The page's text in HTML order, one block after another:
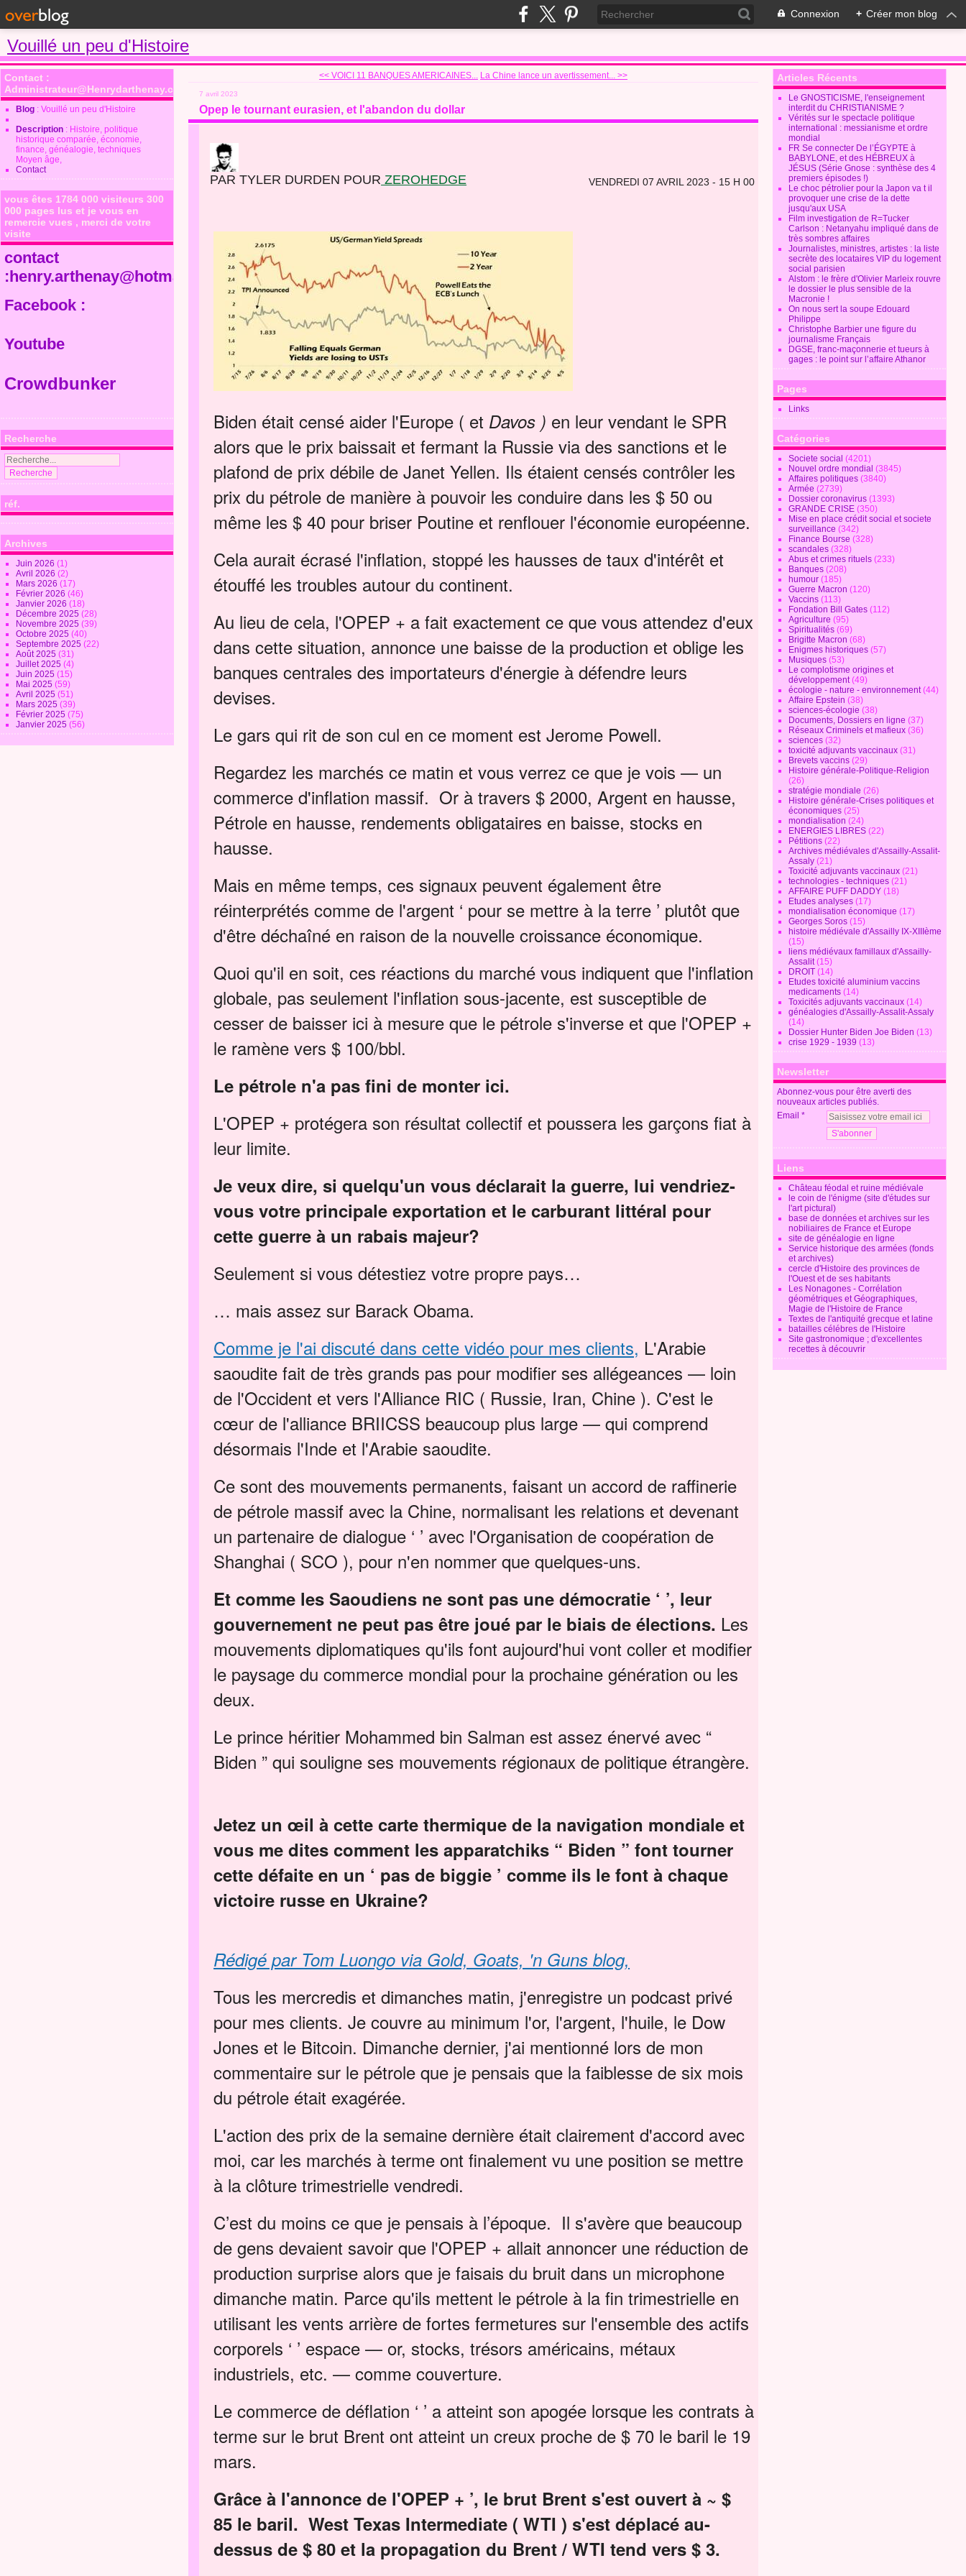
Connexion + Créer mon blog
Vouillé un peu d'Histoire
Contact :
Administrateur@Henrydarthenay.com
Blog : Vouillé un peu d'Histoire
Description : Histoire, politique
historique comparée, économie,
finance, généalogie, techniques
Moyen âge,
Contact
vous êtes 1784 000 visiteurs 300
000 pages lus et je vous en
remercie vues , merci de votre
visite
contact
:henry.arthenay@hotmail.fr
Facebook :
Youtube
Crowdbunker
Recherche
réf.
Archives
Juin 2026(1)
Avril 2026(2)
Mars 2026(17)
Février 2026(46)
Janvier 2026(18)
Décembre 2025(28)
Novembre 2025(39)
Octobre 2025(40)
Septembre 2025(22)
Août 2025(31)
Juillet 2025(4)
Juin 2025(15)
Mai 2025(59)
Avril 2025(51)
Mars 2025(39)
Février 2025(75)
Janvier 2025(56)
<< VOICI 11 BANQUES AMERICAINES... La Chine lance un avertissement... >>
7 avril 2023
Opep le tournant eurasien, et l'abandon du dollar
PAR TYLER DURDEN POUR ZEROHEDGE VENDREDI 07 AVRIL 2023 - 15 H 00
Biden était censé aider l'Europe ( et Davos ) en leur vendant le SPR
alors que le prix baissait et fermant la Russie via des sanctions et le
plafond de prix débile de Janet Yellen. Ils étaient censés contrôler les
prix du pétrole de manière à pouvoir les conduire dans les $ 50 ou
même les $ 40 pour briser Poutine et renflouer l'économie européenne.
Cela aurait écrasé l'inflation, stoppé les hausses de taux d'intérêt et
étouffé les troubles autour du continent.
Au lieu de cela, l'OPEP + a fait exactement ce que vous attendez d'eux
dans cette situation, annonce une baisse de la production et oblige les
banques centrales des importateurs d'énergie à défendre leurs
devises.
Le gars qui rit de son cul en ce moment est Jerome Powell.
Regardez les marchés ce matin et vous verrez ce que je vois — un
commerce d'inflation massif. Or à travers $ 2000, Argent en hausse,
Pétrole en hausse, rendements obligataires en baisse, stocks en
hausse.
Mais en même temps, ces signaux peuvent également être
réinterprétés comme de l'argent ‘ pour se mettre à la terre ’ plutôt que
d'être déchaîné en raison de la nouvelle croissance économique.
Quoi qu'il en soit, ces réactions du marché vous indiquent que l'inflation
globale, pas seulement l'inflation sous-jacente, est susceptible de
cesser de baisser ici à mesure que le pétrole s'inverse et que l'OPEP +
le ramène vers $ 100/bbl.
Le pétrole n'a pas fini de monter ici.
L'OPEP + protégera son résultat collectif et poussera les garçons fiat à
leur limite.
Je veux dire, si quelqu'un vous déclarait la guerre, lui vendriez-
vous votre principale exportation et le carburant littéral pour
cette guerre à un rabais majeur?
Seulement si vous détestiez votre propre pays…
… mais assez sur Barack Obama.
Comme je l'ai discuté dans cette vidéo pour mes clients, L'Arabie
saoudite fait de très grands pas pour modifier ses allégeances — loin
de l'Occident et vers l'Alliance RIC ( Russie, Iran, Chine ). C'est le
cœur de l'alliance BRIICSS beaucoup plus large — qui comprend
désormais l'Inde et l'Arabie saoudite.
Ce sont des mouvements permanents, faisant un accord de raffinerie
de pétrole massif avec la Chine, normalisant les relations et devenant
un partenaire de dialogue ‘ ’ avec l'Organisation de coopération de
Shanghai ( SCO ), pour n'en nommer que quelques-uns.
Et comme les Saoudiens ne sont pas une démocratie ‘ ’, leur
gouvernement ne peut pas être joué par le biais de élections. Les
mouvements diplomatiques qu'ils font aujourd'hui vont coller et modifier
le paysage du commerce mondial pour la prochaine génération ou les
deux.
Le prince héritier Mohammed bin Salman est assez énervé avec “
Biden ” qui souligne ses mouvements régionaux de politique étrangère.
Jetez un œil à cette carte thermique de la navigation mondiale et
vous me dites comment les apparatchiks “ Biden ” font tourner
cette défaite en un ‘ pas de biggie ’ comme ils le font à chaque
victoire russe en Ukraine?
Rédigé par Tom Luongo via Gold, Goats, 'n Guns blog,
Tous les mercredis et dimanches matin, j'enregistre un podcast privé
pour mes clients. Je couvre au minimum l'or, l'argent, l'huile, le Dow
Jones et le Bitcoin. Dimanche dernier, j'ai mentionné lors de mon
commentaire sur le pétrole que je pensais que la faiblesse de six mois
du pétrole était exagérée.
L'action des prix de la semaine dernière était clairement d'accord avec
moi, car les marchés à terme ont finalement vu une position se mettre
à la clôture trimestrielle vendredi.
C’est du moins ce que je pensais à l’époque. Il s'avère que beaucoup
de gens devaient savoir que l'OPEP + allait annoncer une réduction de
production surprise alors que je faisais du bruit dans un microphone
dimanche matin. Parce qu'ils mettent le pétrole à la fin trimestrielle en
utilisant les vents arrière de fortes fermetures sur l'ensemble des actifs
corporels ‘ ’ espace — or, stocks, trésors américains, métaux
industriels, etc. — comme couverture.
Le commerce de déflation ‘ ’ a atteint son apogée lorsque les contrats à
terme sur le brut Brent ont atteint un creux proche de $ 70 le baril le 19
mars.
Grâce à l'annonce de l'OPEP + ’, le brut Brent s'est ouvert à ~ $
85 le baril. West Texas Intermediate ( WTI ) s'est déplacé au-
dessus de $ 80 et la propagation du Brent / WTI tend vers $ 3.
Articles Récents
Le GNOSTICISME, l'enseignement
interdit du CHRISTIANISME ?
Vérités sur le spectacle politique
international : messianisme et ordre
mondial
FR Se connecter De l’ÉGYPTE à
BABYLONE, et des HÉBREUX à
JÉSUS (Série Gnose : synthèse des 4
premiers épisodes !)
Le choc pétrolier pour la Japon va t il
provoquer une crise de la dette
jusqu'aux USA
Film investigation de R=Tucker
Carlson : Netanyahu impliqué dans de
très sombres affaires
Journalistes, ministres, artistes : la liste
secrète des locataires VIP du logement
social parisien
Alstom : le frère d'Olivier Marleix rouvre
le dossier le plus sensible de la
Macronie !
On nous sert la soupe Edouard
Philippe
Christophe Barbier une figure du
journalisme Français
DGSE, franc-maçonnerie et tueurs à
gages : le point sur l’affaire Athanor
Pages
Links
Catégories
Societe social (4201)
Nouvel ordre mondial (3845)
Affaires politiques (3840)
Armée (2739)
Dossier coronavirus (1393)
GRANDE CRISE (350)
Mise en place crédit social et societe
surveillance (342)
Finance Bourse (328)
scandales (328)
Abus et crimes rituels (233)
Banques (208)
humour (185)
Guerre Macron (120)
Vaccins (113)
Fondation Bill Gates (112)
Agriculture (95)
Spiritualités (69)
Brigitte Macron (68)
Enigmes historiques (57)
Musiques (53)
Le complotisme origines et
développement(49)
écologie - nature - environnement(44)
Affaire Epstein (38)
sciences-écologie (38)
Documents, Dossiers en ligne (37)
Réseaux Criminels et mafieux (36)
sciences (32)
toxicité adjuvants vaccinaux (31)
Brevets vaccins (29)
Histoire générale-Politique-Religion
(26)
stratégie mondiale (26)
Histoire générale-Crises politiques et
économiques (25)
mondialisation (24)
ENERGIES LIBRES (22)
Pétitions (22)
Archives médiévales d'Assailly-Assalit-
Assaly (21)
Toxicité adjuvants vaccinaux (21)
technologies - techniques (21)
AFFAIRE PUFF DADDY (18)
Etudes analyses (17)
mondialisation économique (17)
Georges Soros (15)
histoire médiévale d'Assailly IX-XIIIème
(15)
liens médiévaux famillaux d'Assailly-
Assalit(15)
DROIT (14)
Etudes toxicité aluminium vaccins
medicaments (14)
Toxicités adjuvants vaccinaux (14)
généalogies d'Assailly-Assalit-Assaly
(14)
Dossier Hunter Biden Joe Biden (13)
crise 1929 - 1939 (13)
Newsletter
Abonnez-vous pour être averti des
nouveaux articles publiés.
Email
Liens
Château féodal et ruine médiévale
le coin de l'énigme (site d'études sur
l'art pictural)
base de données et archives sur les
nobiliaires de France et Europe
site de généalogie en ligne
Service historique des armées (fonds
et archives)
cercle d'Histoire des provinces de
l'Ouest et de ses habitants
Les Nonagones - Corrélation
géométriques et Géographiques,
Magie de l'Histoire de France
Textes de l'antiquité grecque et latine
batailles célébres de l'Histoire
Site gastronomique ; d'excellentes
recettes à découvrir